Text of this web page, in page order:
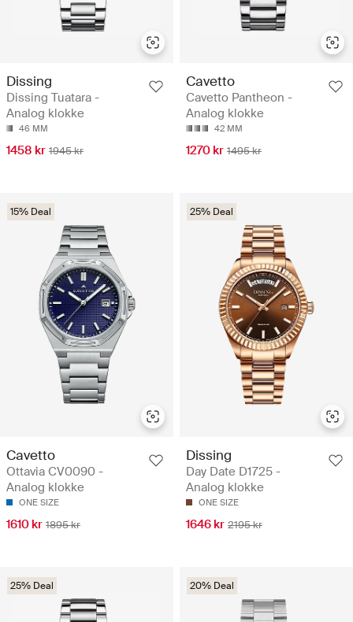
Dissing
Dissing Tuatara -
Analog klokke
46 MM
1458 kr 1945 kr
Cavetto
Cavetto Pantheon -
Analog klokke
42 MM
1270 kr 1495 kr
15% Deal
Cavetto
Ottavia CV0090 -
Analog klokke
ONE SIZE
1610 kr 1895 kr
25% Deal
Dissing
Day Date D1725 -
Analog klokke
ONE SIZE
1646 kr 2195 kr
25% Deal 20% Deal